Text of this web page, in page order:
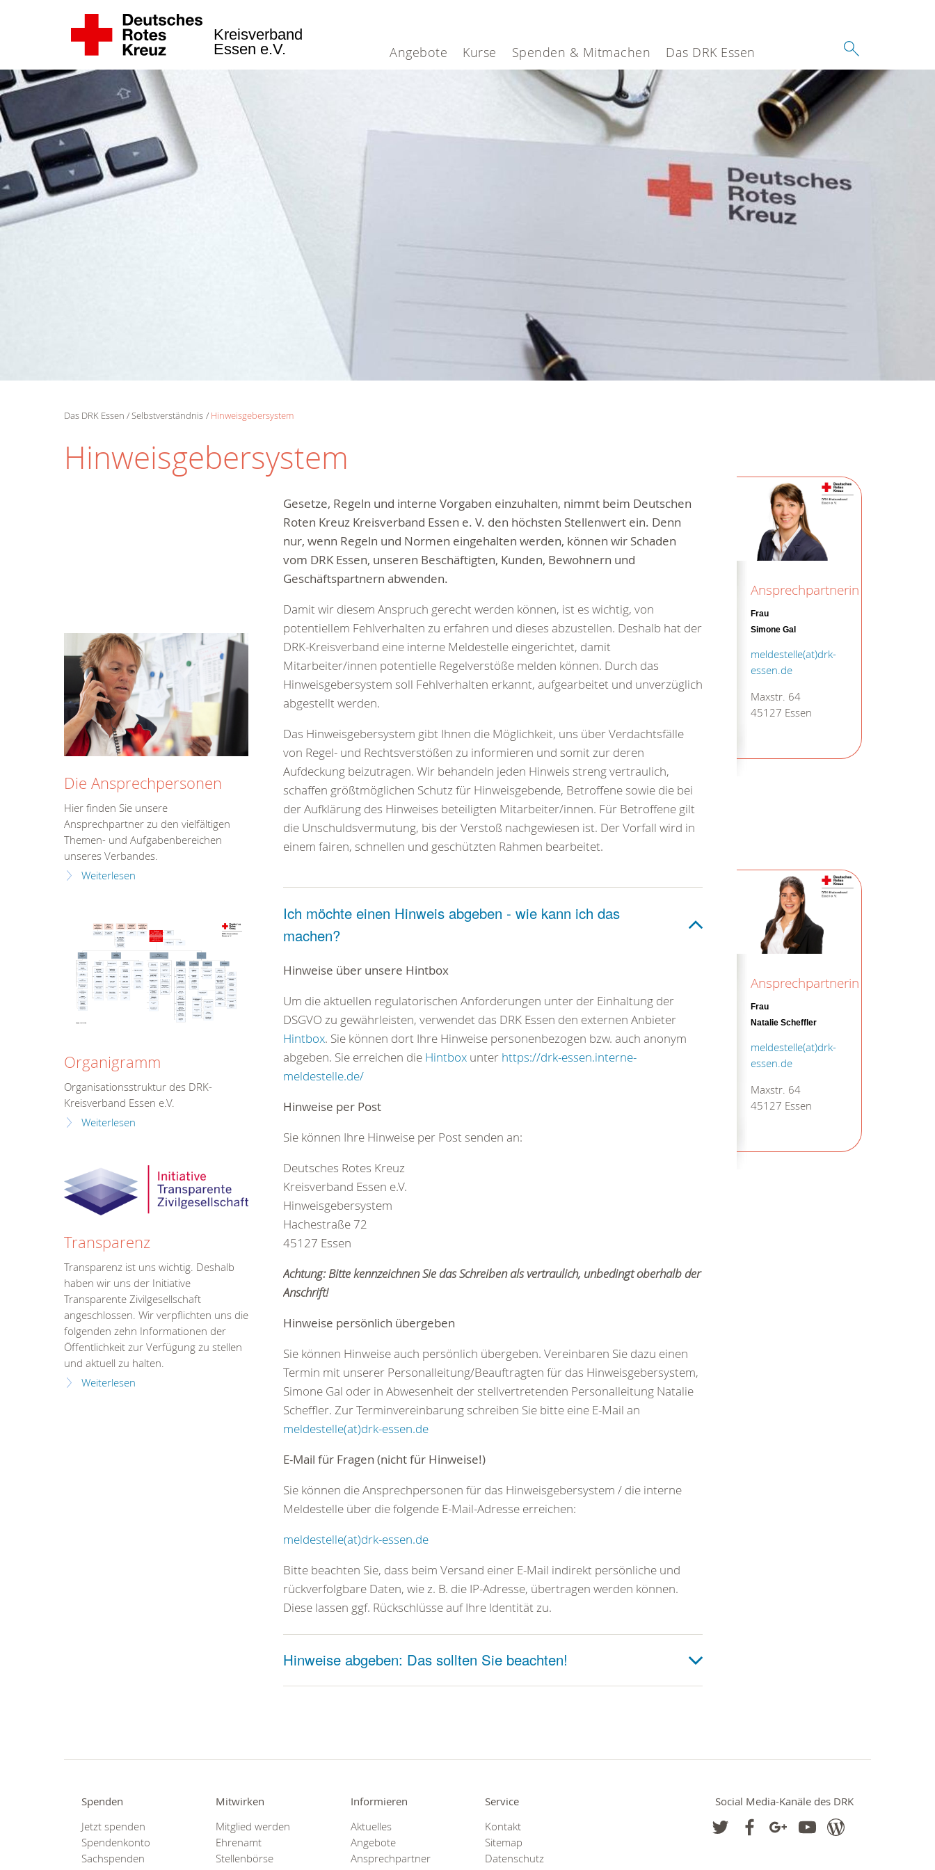
Angebote Kurse Spenden & Mitmachen Das DRK Essen
Kreisverband
Essen e.V.
Das DRK Essen Selbstverständnis Hinweisgebersystem
Hinweisgebersystem
Ansprechpartnerin
Frau
Simone Gal
meldestelle(at)drk-
essen.de
Maxstr. 64
45127 Essen
Gesetze, Regeln und interne Vorgaben einzuhalten, nimmt beim Deutschen
Roten Kreuz Kreisverband Essen e. V. den höchsten Stellenwert ein. Denn
nur, wenn Regeln und Normen eingehalten werden, können wir Schaden
vom DRK Essen, unseren Beschäftigten, Kunden, Bewohnern und
Geschäftspartnern abwenden.
Damit wir diesem Anspruch gerecht werden können, ist es wichtig, von
potentiellem Fehlverhalten zu erfahren und dieses abzustellen. Deshalb hat der
DRK-Kreisverband eine interne Meldestelle eingerichtet, damit
Mitarbeiter/innen potentielle Regelverstöße melden können. Durch das
Hinweisgebersystem soll Fehlverhalten erkannt, aufgearbeitet und unverzüglich
abgestellt werden.
Das Hinweisgebersystem gibt Ihnen die Möglichkeit, uns über Verdachtsfälle
von Regel- und Rechtsverstößen zu informieren und somit zur deren
Aufdeckung beizutragen. Wir behandeln jeden Hinweis streng vertraulich,
schaffen größtmöglichen Schutz für Hinweisgebende, Betroffene sowie die bei
der Aufklärung des Hinweises beteiligten Mitarbeiter/innen. Für Betroffene gilt
die Unschuldsvermutung, bis der Verstoß nachgewiesen ist. Der Vorfall wird in
einem fairen, schnellen und geschützten Rahmen bearbeitet.
Ansprechpartnerin
Frau
Natalie Scheffler
meldestelle(at)drk-
essen.de
Maxstr. 64
45127 Essen
Ich möchte einen Hinweis abgeben - wie kann ich das
machen?
Hinweise über unsere Hintbox
Um die aktuellen regulatorischen Anforderungen unter der Einhaltung der
DSGVO zu gewährleisten, verwendet das DRK Essen den externen Anbieter
Hintbox. Sie können dort Ihre Hinweise personenbezogen bzw. auch anonym
abgeben. Sie erreichen die Hintbox unter https://drk-essen.interne-
meldestelle.de/
Hinweise per Post
Sie können Ihre Hinweise per Post senden an:
Deutsches Rotes Kreuz
Kreisverband Essen e.V.
Hinweisgebersystem
Hachestraße 72
45127 Essen
Achtung: Bitte kennzeichnen Sie das Schreiben als vertraulich, unbedingt oberhalb der
Anschrift!
Hinweise persönlich übergeben
Sie können Hinweise auch persönlich übergeben. Vereinbaren Sie dazu einen
Termin mit unserer Personalleitung/Beauftragten für das Hinweisgebersystem,
Simone Gal oder in Abwesenheit der stellvertretenden Personalleitung Natalie
Scheffler. Zur Terminvereinbarung schreiben Sie bitte eine E-Mail an
meldestelle(at)drk-essen.de
E-Mail für Fragen (nicht für Hinweise!)
Sie können die Ansprechpersonen für das Hinweisgebersystem / die interne
Meldestelle über die folgende E-Mail-Adresse erreichen:
meldestelle(at)drk-essen.de
Bitte beachten Sie, dass beim Versand einer E-Mail indirekt persönliche und
rückverfolgbare Daten, wie z. B. die IP-Adresse, übertragen werden können.
Diese lassen ggf. Rückschlüsse auf Ihre Identität zu.
Hinweise abgeben: Das sollten Sie beachten!
Die Ansprechpersonen
Hier finden Sie unsere
Ansprechpartner zu den vielfältigen
Themen- und Aufgabenbereichen
unseres Verbandes.
Weiterlesen
Organigramm
Organisationsstruktur des DRK-
Kreisverband Essen e.V.
Weiterlesen
Transparenz
Transparenz ist uns wichtig. Deshalb
haben wir uns der Initiative
Transparente Zivilgesellschaft
angeschlossen. Wir verpflichten uns die
folgenden zehn Informationen der
Öffentlichkeit zur Verfügung zu stellen
und aktuell zu halten.
Weiterlesen
Spenden
Jetzt spenden
Spendenkonto
Sachspenden
Mitwirken
Mitglied werden
Ehrenamt
Stellenbörse
Informieren
Aktuelles
Angebote
Ansprechpartner
Service
Kontakt
Sitemap
Datenschutz
Social Media-Kanäle des DRK